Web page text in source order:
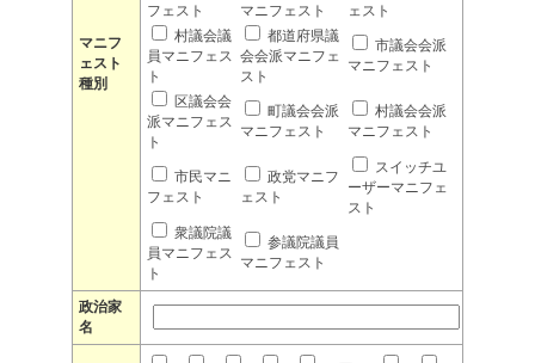
マニフ
ェスト
種別
フェスト
マニフェスト
ェスト
村議会議
員マニフェス
ト
都道府県議
会会派マニフェ
スト
市議会会派
マニフェスト
区議会会
派マニフェス
ト
町議会会派
マニフェスト
村議会会派
マニフェスト
市民マニ
フェスト
政党マニフ
ェスト
スイッチユ
ーザーマニフェ
スト
衆議院議
員マニフェス
ト
参議院議員
マニフェスト
政治家
名